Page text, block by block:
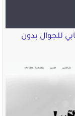
للجوال بدون